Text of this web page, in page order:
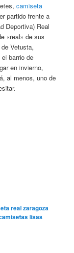
camiseta
partido frente a
Deportiva) Real
«real» de sus
Vetusta,
barrio de
en invierno,
al menos, uno de
real zaragoza
lisas